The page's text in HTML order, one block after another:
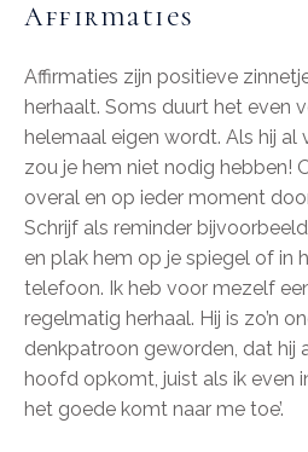
Affirmaties
Affirmaties zijn positieve
herhaalt. Soms duurt het even
helemaal eigen wordt. Als hij
zou je hem niet nodig hebben!
overal en op ieder moment
Schrijf als reminder
en plak hem op je spiegel of in
telefoon. Ik heb voor mezelf
regelmatig herhaal. Hij is zo’n
denkpatroon geworden, dat hij
hoofd opkomt, juist als ik even
het goede komt naar me toe’.